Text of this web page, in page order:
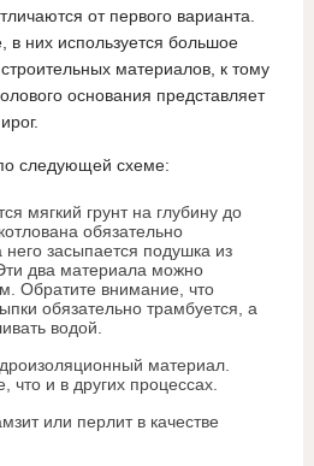
от первого варианта.
в них используется большое
материалов, к тому
основания представляет
следующей схеме:
мягкий грунт на глубину до
обязательно
засыпается подушка из
два материала можно
Обратите внимание, что
обязательно трамбуется, а
водой.
материал.
что и в других процессах.
или перлит в качестве